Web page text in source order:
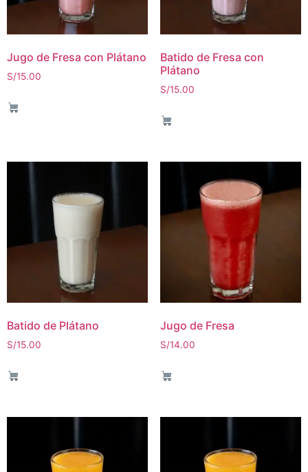
Jugo de Fresa con Plátano
S/15.00
Batido de Fresa con
Plátano
S/15.00
Batido de Plátano
S/15.00
Jugo de Fresa
S/14.00